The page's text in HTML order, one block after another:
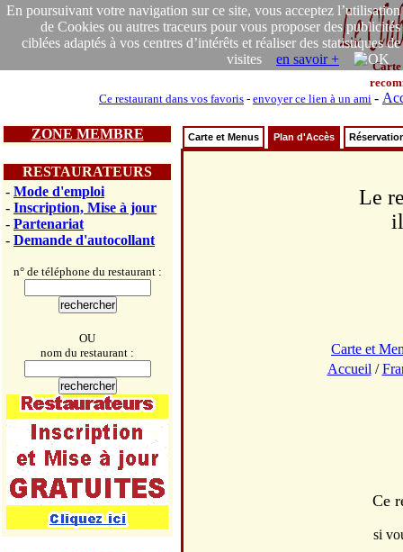
En poursuivant votre navigation sur ce site, vous acceptez l’utilisation
de Cookies ou autres traceurs pour vous proposer des publicités
ciblées adaptés à vos centres d’intérêts et réaliser des statistiques de
visites en savoir +
Carte
Ce restaurant dans vos favoris - envoyer ce lien à un ami -
ZONE MEMBRE
RESTAURATEURS
- Mode d'emploi
- Inscription, Mise à jour
- Partenariat
- Demande d'autocollant
n° de téléphone du restaurant :
OU
nom du restaurant :
Carte et Menus Plan d'Accès
Le
Carte et
Accueil /
Ce
si